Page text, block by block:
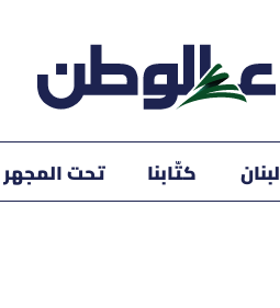
لبنان كتّابنا تحت المجهر